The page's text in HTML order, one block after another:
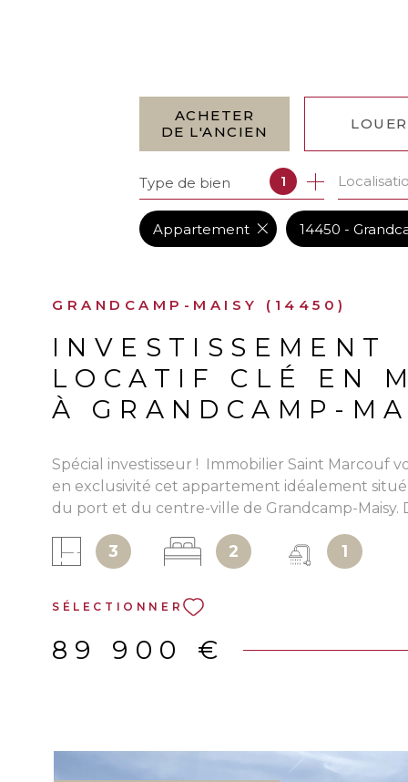
ACHETER
DE L'ANCIEN
DE L'ANCIEN
DE L'IMMO PRO
LOUER
À
Type de bien 1
Appartement 14450 -
ANNONCE(S) TROUVÉE(S) SELON VOS
GRANDCAMP-MAISY (14450)
INVESTISSEMENT
LOCATIF CLÉ EN
À GRANDCAMP-
Spécial investisseur ! Immobilier Saint Marcouf
en exclusivité cet appartement idéalement
du port et du centre-ville de Grandcamp-Maisy.
chaussée d'une résidence sécurisée offrant de
prestations : piscine, sauna, hammam et jardin
L'appartement se compose d'une agréable pièce
cuisine aménagée et équipée, de deux
d'une salle d'eau avec WC. Une place de
privative complète l'ensemble. Ce bien est vendu
période estivale. Atout supplémentaire : la
charges de copropriété est prise en charge par
3 2 1
SÉLECTIONNER
89 900 €